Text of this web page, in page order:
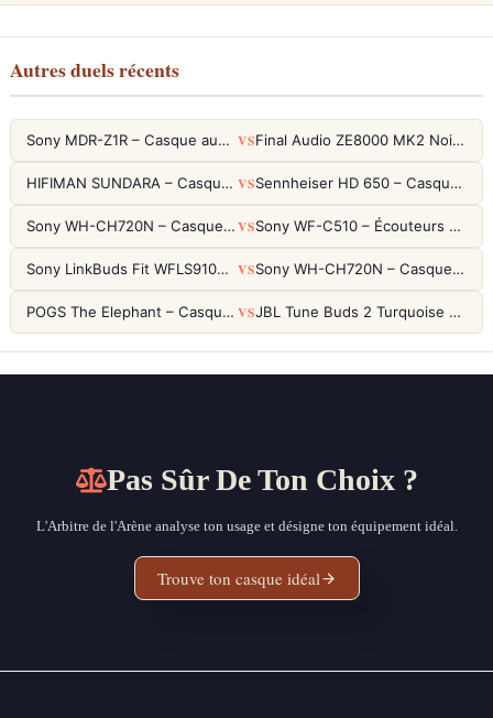
Autres duels récents
Sony MDR-Z1R – Casque audiophile fermé haute résolution VS Final Audio ZE8000 MK2 Noir – Écouteurs True Wireless audiophiles 8K Sound
HIFIMAN SUNDARA – Casque Planar Magnetic Ouvert Over-Ear Audiophile VS Sennheiser HD 650 – Casque audiophile ouvert pour l'écoute analytique
Sony WH-CH720N – Casque ANC 35h, Ultra-léger (192g) avec Processeur V1 VS Sony WF-C510 – Écouteurs True Wireless compacts, autonomie 22h et multipoint
Sony LinkBuds Fit WFLS910NW Blanc – Écouteurs Sport Ailes ANC VS Sony WH-CH720N – Casque ANC 35h, Ultra-léger (192g) avec Processeur V1
POGS The Elephant – Casque Filaire Enfants 85dB POGS-Safe™ (Éco-Responsable) VS JBL Tune Buds 2 Turquoise – Écouteurs True Wireless avec ANC et autonomie 48h
Pas Sûr De Ton Choix ?
L'Arbitre de l'Arène analyse ton usage et désigne ton équipement idéal.
Trouve ton casque idéal